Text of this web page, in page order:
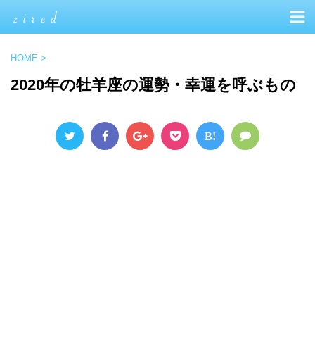
HOME >
2020年の牡羊座の運勢・幸運を呼ぶもの
B!